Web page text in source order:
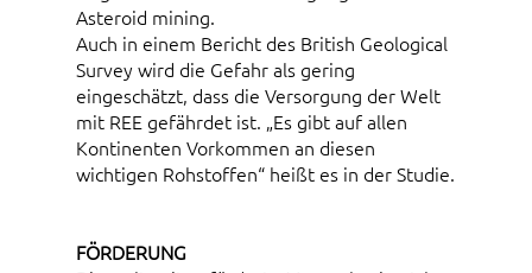
Asteroid mining.
Auch in einem Bericht des British Geological
Survey wird die Gefahr als gering
eingeschätzt, dass die Versorgung der Welt
mit REE gefährdet ist. „Es gibt auf allen
Kontinenten Vorkommen an diesen
wichtigen Rohstoffen“ heißt es in der Studie.
FÖRDERUNG